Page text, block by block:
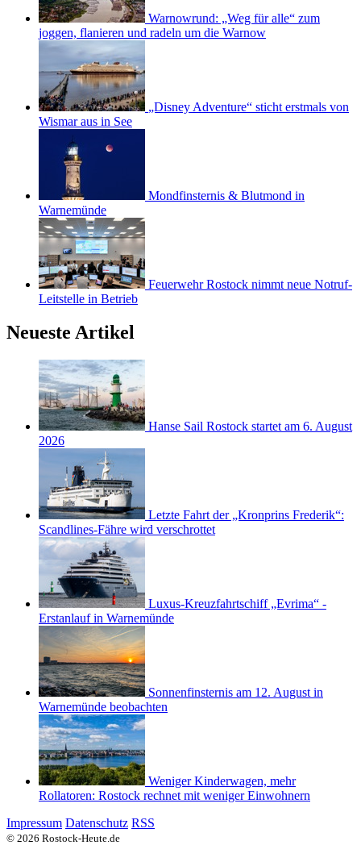
Warnowrund: „Weg für alle“ zum
joggen, flanieren und radeln um die Warnow
„Disney Adventure“ sticht erstmals von
Wismar aus in See
Mondfinsternis & Blutmond in
Warnemünde
Feuerwehr Rostock nimmt neue Notruf-
Leitstelle in Betrieb
Neueste Artikel
Hanse Sail Rostock startet am 6. August
2026
Letzte Fahrt der „Kronprins Frederik“:
Scandlines-Fähre wird verschrottet
Luxus-Kreuzfahrtschiff „Evrima“ -
Erstanlauf in Warnemünde
Sonnenfinsternis am 12. August in
Warnemünde beobachten
Weniger Kinderwagen, mehr
Rollatoren: Rostock rechnet mit weniger Einwohnern
Impressum Datenschutz RSS
© 2026 Rostock-Heute.de